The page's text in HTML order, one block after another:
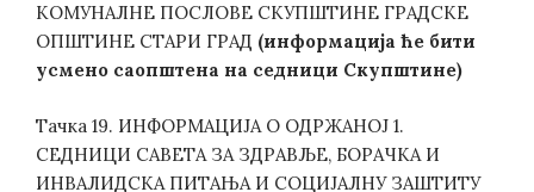
КОМУНАЛНЕ ПОСЛОВЕ СКУПШТИНЕ ГРАДСКЕ
ОПШТИНЕ СТАРИ ГРАД (информација ће бити
усмено саопштена на седници Скупштине)
Тачка 19. ИНФОРМАЦИЈА О ОДРЖАНОЈ 1.
СЕДНИЦИ САВЕТА ЗА ЗДРАВЉЕ, БОРАЧКА И
ИНВАЛИДСКА ПИТАЊА И СОЦИЈАЛНУ ЗАШТИТУ